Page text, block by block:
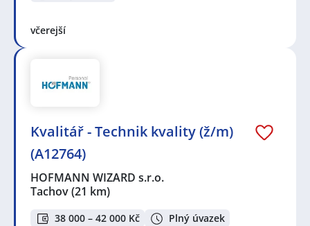
včerejší
Kvalitář - Technik kvality (ž/m)
(A12764)
HOFMANN WIZARD s.r.o.
Tachov(21 km)
38 000 – 42 000 Kč Plný úvazek